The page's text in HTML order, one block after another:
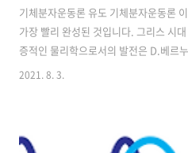
기체분자운동론 유도 기체분자운동론
가장 빨리 완성된 것입니다. 그리스 시
증적인 물리학으로서의 발전은 D.베르
현상론적인 열학 발전과 더불어 성장하
를 갖춘 이 시대에, 기체분자운동론은
는 고전적 연속관에 대립하여 미시적인
로 보려는 역학적 자연관을 대표하고 이
2021. 8. 3.